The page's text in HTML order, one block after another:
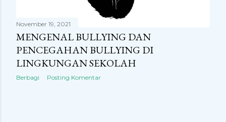
November 19, 2021
MENGENAL BULLYING DAN
PENCEGAHAN BULLYING DI
LINGKUNGAN SEKOLAH
Berbagi Posting Komentar